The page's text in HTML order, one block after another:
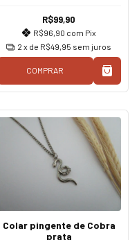
R$99,90
R$96,90 com Pix
2 x de R$49,95 sem juros
COMPRAR
Colar pingente de Cobra
prata